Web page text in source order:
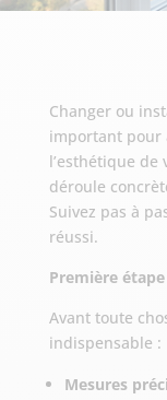
Changer ou
important pour
l’esthétique de
déroule
Suivez pas à
réussi.
Première
Avant toute
indispensable :
Mesures